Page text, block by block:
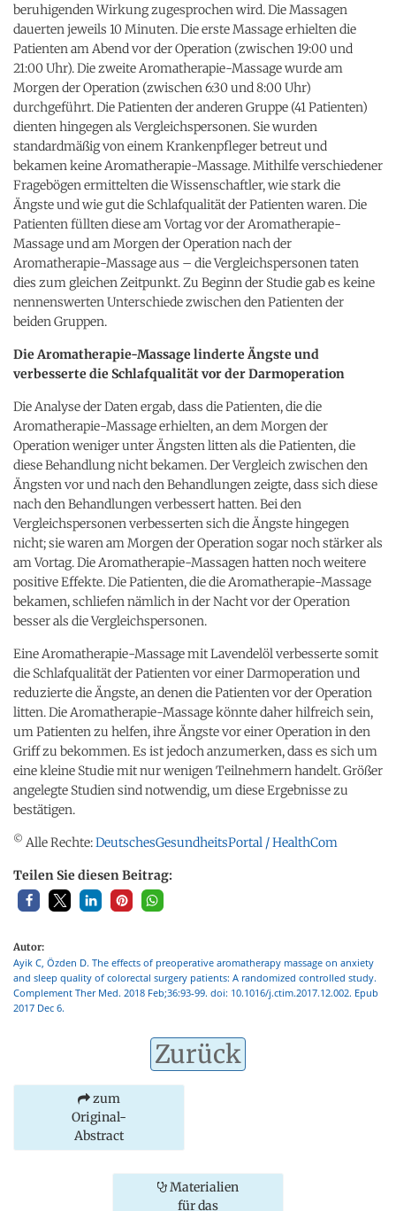
beruhigenden Wirkung zugesprochen wird. Die Massagen
dauerten jeweils 10 Minuten. Die erste Massage erhielten die
Patienten am Abend vor der Operation (zwischen 19:00 und
21:00 Uhr). Die zweite Aromatherapie-Massage wurde am
Morgen der Operation (zwischen 6:30 und 8:00 Uhr)
durchgeführt. Die Patienten der anderen Gruppe (41 Patienten)
dienten hingegen als Vergleichspersonen. Sie wurden
standardmäßig von einem Krankenpfleger betreut und
bekamen keine Aromatherapie-Massage. Mithilfe verschiedener
Fragebögen ermittelten die Wissenschaftler, wie stark die
Ängste und wie gut die Schlafqualität der Patienten waren. Die
Patienten füllten diese am Vortag vor der Aromatherapie-
Massage und am Morgen der Operation nach der
Aromatherapie-Massage aus – die Vergleichspersonen taten
dies zum gleichen Zeitpunkt. Zu Beginn der Studie gab es keine
nennenswerten Unterschiede zwischen den Patienten der
beiden Gruppen.
Die Aromatherapie-Massage linderte Ängste und
verbesserte die Schlafqualität vor der Darmoperation
Die Analyse der Daten ergab, dass die Patienten, die die
Aromatherapie-Massage erhielten, an dem Morgen der
Operation weniger unter Ängsten litten als die Patienten, die
diese Behandlung nicht bekamen. Der Vergleich zwischen den
Ängsten vor und nach den Behandlungen zeigte, dass sich diese
nach den Behandlungen verbessert hatten. Bei den
Vergleichspersonen verbesserten sich die Ängste hingegen
nicht; sie waren am Morgen der Operation sogar noch stärker als
am Vortag. Die Aromatherapie-Massagen hatten noch weitere
positive Effekte. Die Patienten, die die Aromatherapie-Massage
bekamen, schliefen nämlich in der Nacht vor der Operation
besser als die Vergleichspersonen.
Eine Aromatherapie-Massage mit Lavendelöl verbesserte somit
die Schlafqualität der Patienten vor einer Darmoperation und
reduzierte die Ängste, an denen die Patienten vor der Operation
litten. Die Aromatherapie-Massage könnte daher hilfreich sein,
um Patienten zu helfen, ihre Ängste vor einer Operation in den
Griff zu bekommen. Es ist jedoch anzumerken, dass es sich um
eine kleine Studie mit nur wenigen Teilnehmern handelt. Größer
angelegte Studien sind notwendig, um diese Ergebnisse zu
bestätigen.
© Alle Rechte:DeutschesGesundheitsPortal / HealthCom
Teilen Sie diesen Beitrag:
Autor:
Ayik C, Özden D. The effects of preoperative aromatherapy massage on anxiety
and sleep quality of colorectal surgery patients: A randomized controlled study.
Complement Ther Med. 2018 Feb;36:93-99. doi: 10.1016/j.ctim.2017.12.002. Epub
2017 Dec 6.
Zurück
zum
Original-
Abstract
Materialien
für das